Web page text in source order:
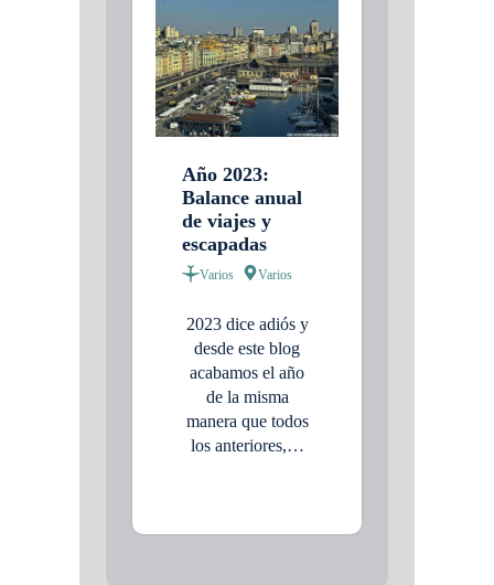
Año 2023:
Balance anual
de viajes y
escapadas
Varios Varios
2023 dice adiós y
desde este blog
acabamos el año
de la misma
manera que todos
los anteriores,…